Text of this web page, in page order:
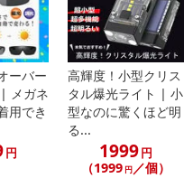
ーバー
メガネ
用でき
円
高輝度！小型クリス
タル爆光ライト | 小
型なのに驚くほど明
る...
1999円
（1999 円／個）